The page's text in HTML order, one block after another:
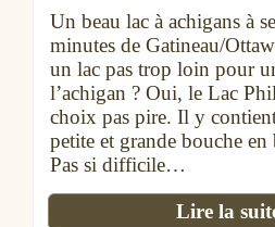
Un beau lac à achigans à
minutes de Gatineau/
un lac pas trop loin pour
l’achigan ? Oui, le Lac
choix pas pire. Il y
petite et grande bouche en
Pas si difficile…
Lire la